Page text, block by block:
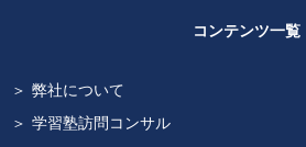
コンテンツ一覧
弊社について
学習塾訪問コンサル